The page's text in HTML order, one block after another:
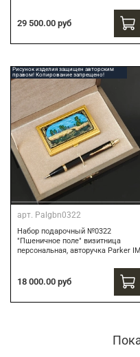
29 500.00 руб
Рисунок изделия защищен авторским
правом! Копирование запрещено!
арт. Palgbn0322
Набор подарочный №0322
"Пшеничное поле" визитница
персональная, авторучка Parker IM
18 000.00 руб